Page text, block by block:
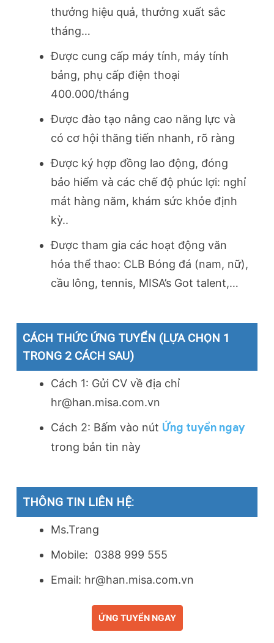
thưởng hiệu quả, thưởng xuất sắc
tháng…
Được cung cấp máy tính, máy tính
bảng, phụ cấp điện thoại
400.000/tháng
Được đào tạo nâng cao năng lực và
có cơ hội thăng tiến nhanh, rõ ràng
Được ký hợp đồng lao động, đóng
bảo hiểm và các chế độ phúc lợi: nghỉ
mát hàng năm, khám sức khỏe định
kỳ..
Được tham gia các hoạt động văn
hóa thể thao: CLB Bóng đá (nam, nữ),
cầu lông, tennis, MISA’s Got talent,…
CÁCH THỨC ỨNG TUYỂN (LỰA CHỌN 1
TRONG 2 CÁCH SAU)
Cách 1: Gửi CV về địa chỉ
hr@han.misa.com.vn
Cách 2: Bấm vào nút Ứng tuyển ngay
trong bản tin này
THÔNG TIN LIÊN HỆ:
Ms.Trang
Mobile: 0388 999 555
Email: hr@han.misa.com.vn
ỨNG TUYỂN NGAY